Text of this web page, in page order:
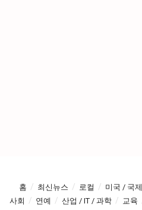
홈 최신뉴스 로컬 미국 / 국제
사회
연예 산업 / IT / 과학 교육